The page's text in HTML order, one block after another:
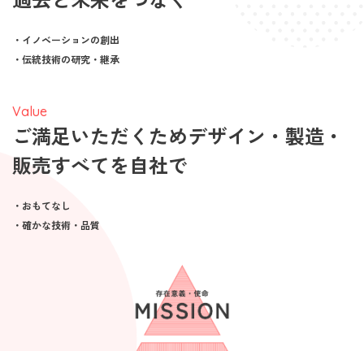
・イノベーションの創出
・伝統技術の研究・継承
Value
ご満足いただくためデザイン・製造・
販売すべてを自社で
・おもてなし
・確かな技術・品質